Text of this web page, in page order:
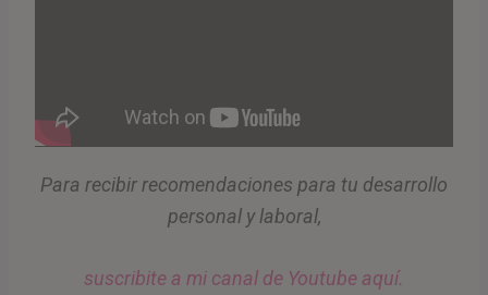
Para recibir recomendaciones para tu desarrollo
personal y laboral,
suscribite a mi canal de Youtube aquí.